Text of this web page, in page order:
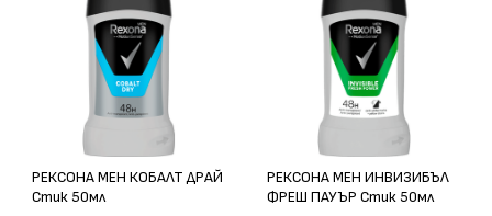
РЕКСОНА МЕН КОБАЛТ ДРАЙ
Стик 50мл
РЕКСОНА МЕН ИНВИЗИБЪЛ
ФРЕШ ПАУЪР Стик 50мл